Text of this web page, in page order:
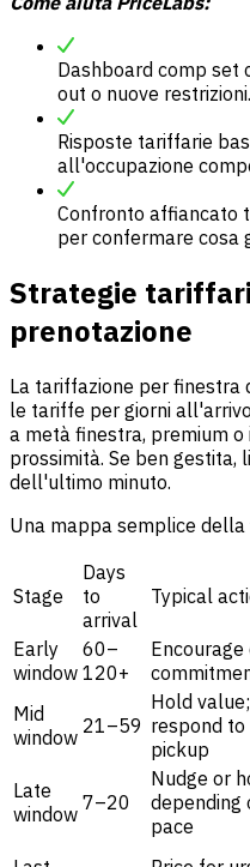
Dashboard comp set
out o nuove restrizioni.
Risposte tariffarie
all'occupazione
Confronto affiancato
per confermare cosa
Strategie
prenotazione
La tariffazione per finestra
le tariffe per giorni
a metà finestra, premium o
prossimità. Se ben gestita,
dell'ultimo minuto.
Una mappa semplice
Stage
Days
to
arrival
Typical
Early
window
60–
120+
Mid
window 21–59
Hold value;
respond to
pickup
Late
window 7–20
Nudge or
depending
pace